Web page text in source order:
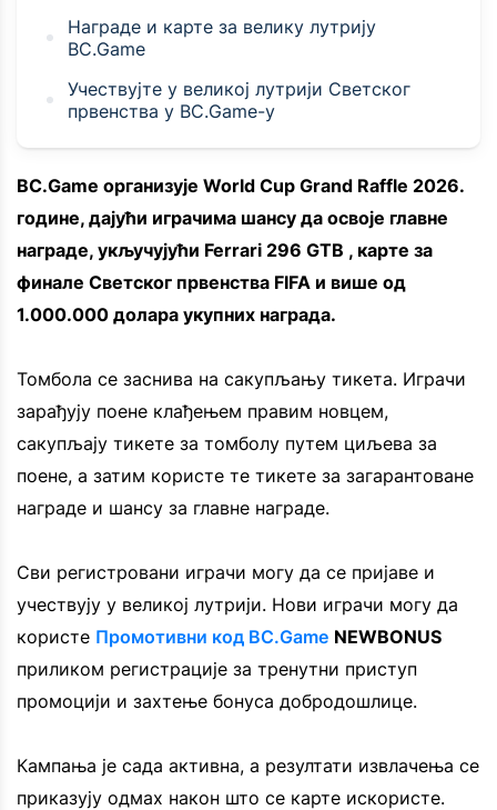
Награде и карте за велику лутрију
BC.Game
Учествујте у великој лутрији Светског
првенства у BC.Game-у
BC.Game организује World Cup Grand Raffle 2026.
године, дајући играчима шансу да освоје главне
награде, укључујући Ferrari 296 GTB , карте за
финале Светског првенства FIFA и више од
1.000.000 долара укупних награда.
Томбола се заснива на сакупљању тикета. Играчи
зарађују поене клађењем правим новцем,
сакупљају тикете за томболу путем циљева за
поене, а затим користе те тикете за загарантоване
награде и шансу за главне награде.
Сви регистровани играчи могу да се пријаве и
учествују у великој лутрији. Нови играчи могу да
користе Промотивни код BC.Game NEWBONUS
приликом регистрације за тренутни приступ
промоцији и захтење бонуса добродошлице.
Кампања је сада активна, а резултати извлачења се
приказују одмах након што се карте искористе.